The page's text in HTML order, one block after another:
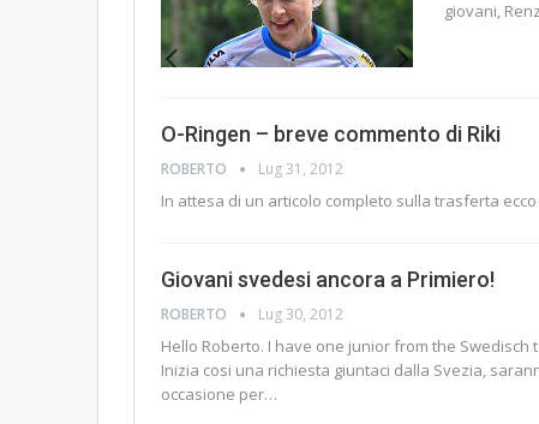
giovani,
O-Ringen – breve commento di Riki
ROBERTO Lug 31, 2012
In attesa di un articolo completo sulla trasferta
Giovani svedesi ancora a Primiero!
ROBERTO Lug 30, 2012
Hello Roberto. I have one junior from the
Inizia cosi una richiesta giuntaci dalla Svezia,
occasione per…